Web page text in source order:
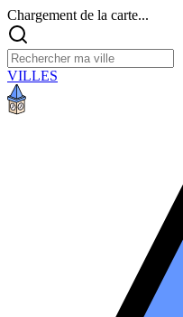
Chargement de la carte...
VILLES